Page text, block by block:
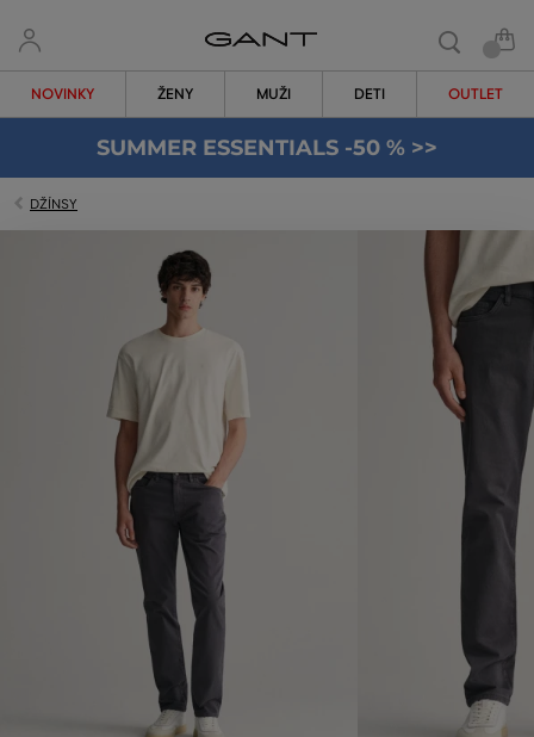
NOVINKY ŽENY MUŽI DETI OUTLET
SUMMER ESSENTIALS -50 % >>
DŽÍNSY